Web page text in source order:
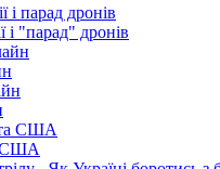
і "парад" дронів
США